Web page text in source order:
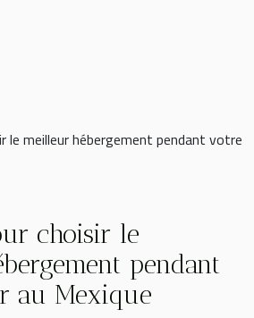
le meilleur hébergement pendant votre
choisir le
pendant
au Mexique